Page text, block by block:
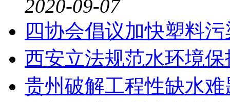
2020-09-07
四协会倡议加快塑料
西安立法规范水环境保
贵州破解工程性缺水难